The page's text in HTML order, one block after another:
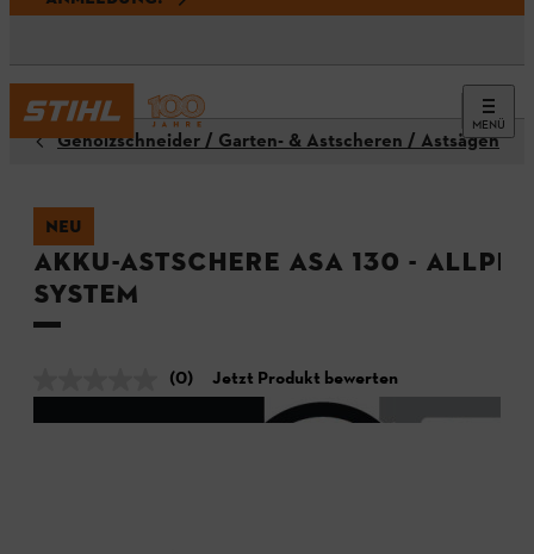
MENÜ
Gehölzschneider / Garten- & Astscheren / Astsägen
NEU
Akku-Astschere ASA 130 -
System
(0) Jetzt Produkt bewerten